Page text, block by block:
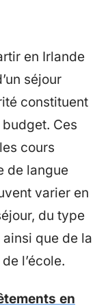
en Irlande
séjour
constituent
Ces
cours
de langue
varier en
du type
que de la
l’école.
en